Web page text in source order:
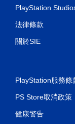
PlayStation
法律條款
關於SIE
PlayStation服務條
PS Store取消政策
健康警告